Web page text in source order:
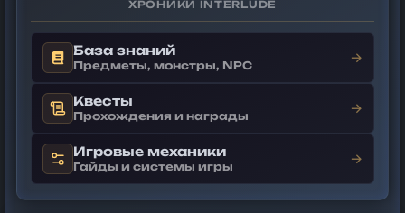
ХРОНИКИ INTERLUDE
База знаний
Предметы, монстры, NPC →
Квесты
Прохождения и награды →
Игровые механики
Гайды и системы игры →